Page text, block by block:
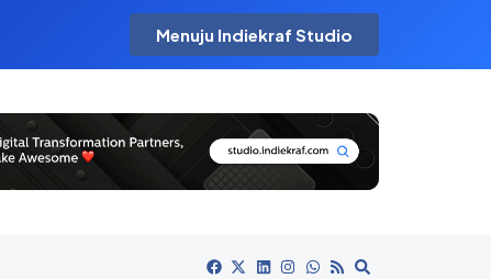
Menuju Indiekraf Studio